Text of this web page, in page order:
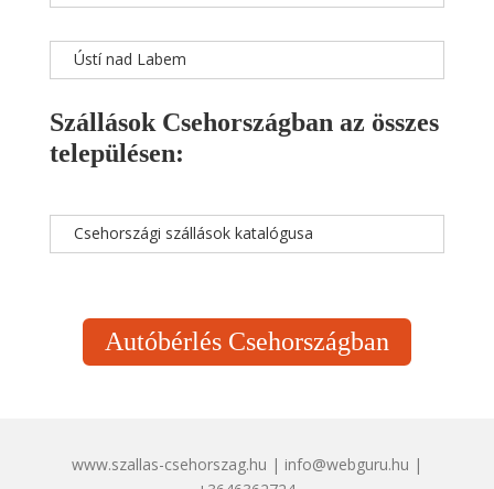
Ústí nad Labem
Szállások Csehországban az összes
településen:
Csehországi szállások katalógusa
Autóbérlés Csehországban
www.szallas-csehorszag.hu | info@webguru.hu |